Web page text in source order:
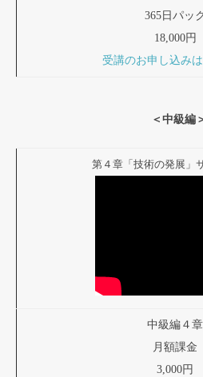
365日パッ
18,000円
受講のお申し込みは
＜中級編
第４章「技術の発展」
中級編４章
月額課金
3,000円